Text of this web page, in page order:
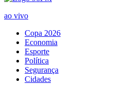
ao vivo
Copa 2026
Economia
Esporte
Política
Segurança
Cidades